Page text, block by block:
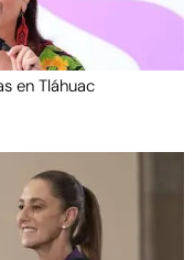
en Tláhuac